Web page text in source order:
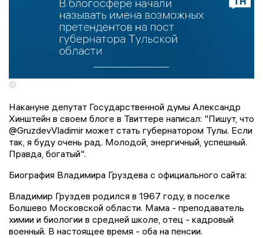
©
Накануне депутат Государственной думы Александр
Хинштейн в своем блоге в Твиттере написал: "Пишут, что
@GruzdevVladimir может стать губернатором Тулы. Если
так, я буду очень рад. Молодой, энергичный, успешный.
Правда, богатый".
Биография Владимира Груздева с официального сайта:
Владимир Груздев родился в 1967 году, в поселке
Болшево Московской области. Мама - преподаватель
химии и биологии в средней школе, отец - кадровый
военный. В настоящее время - оба на пенсии.